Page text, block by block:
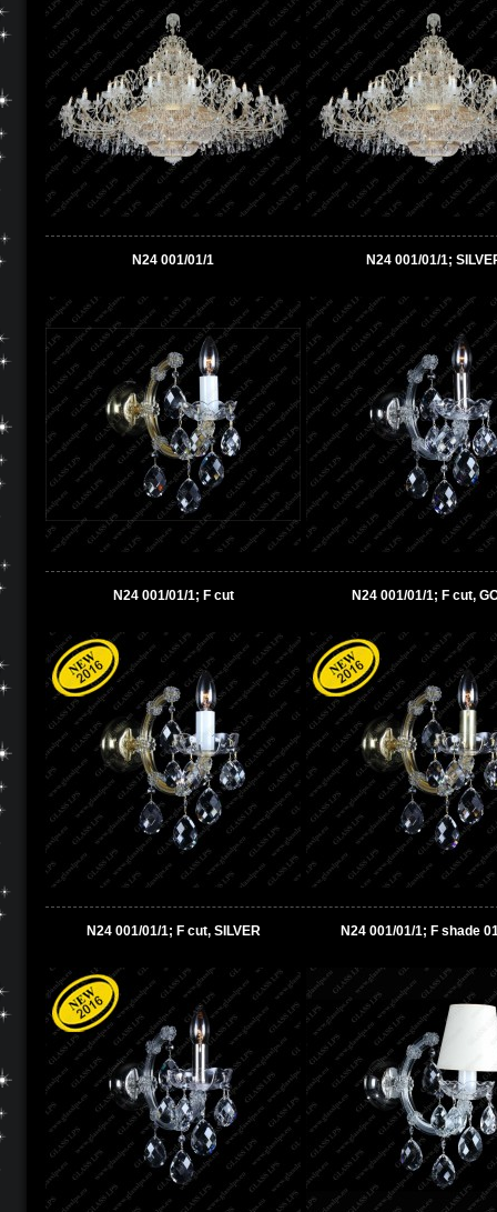
N24 001/01/1 N24 001/01/1;
N24 001/01/1; F cut N24 001/01/1; F cut,
N24 001/01/1; F cut, SILVER N24 001/01/1; F shade